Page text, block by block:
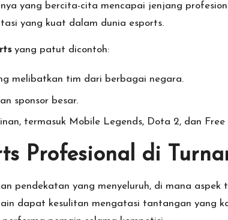
yang bercita-cita mencapai jenjang
yang kuat dalam dunia esports.
yang patut dicontoh:
melibatkan tim dari berbagai negara.
sponsor besar.
termasuk Mobile Legends, Dota 2, dan Free
Profesional di
pendekatan yang menyeluruh, di mana aspek
dapat kesulitan mengatasi tantangan yang